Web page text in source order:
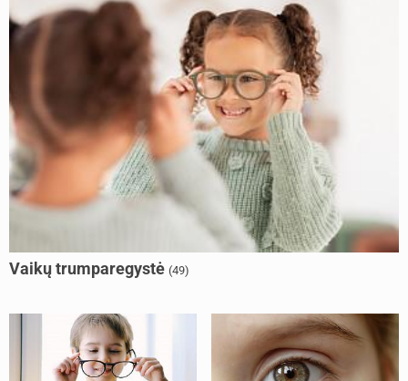
Vaikų trumparegystė (49)